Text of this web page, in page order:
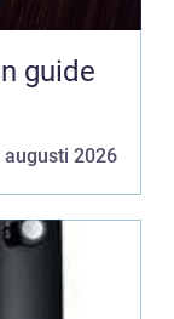
guide
augusti 2026